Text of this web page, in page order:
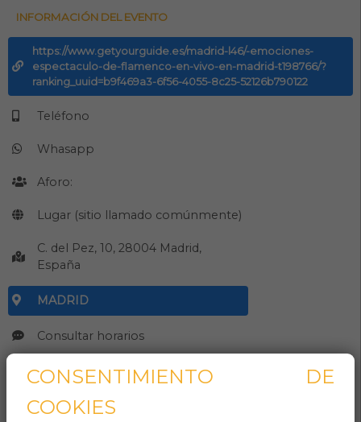
INFORMACIÓN DEL EVENTO
https://www.getyourguide.es/madrid-l46/-emociones-
espectaculo-de-flamenco-en-vivo-en-madrid-t198766/?
ranking_uuid=b9f469a3-6f56-4055-8c25-52126b790122
Teléfono
Whasapp
Aforo:
Lugar (sitio llamado comúnmente)
C. del Pez, 10, 28004 Madrid,
España
MADRID
Consultar horarios
CÓMO LLEGAR
CONSENTIMIENTO DE
COOKIES